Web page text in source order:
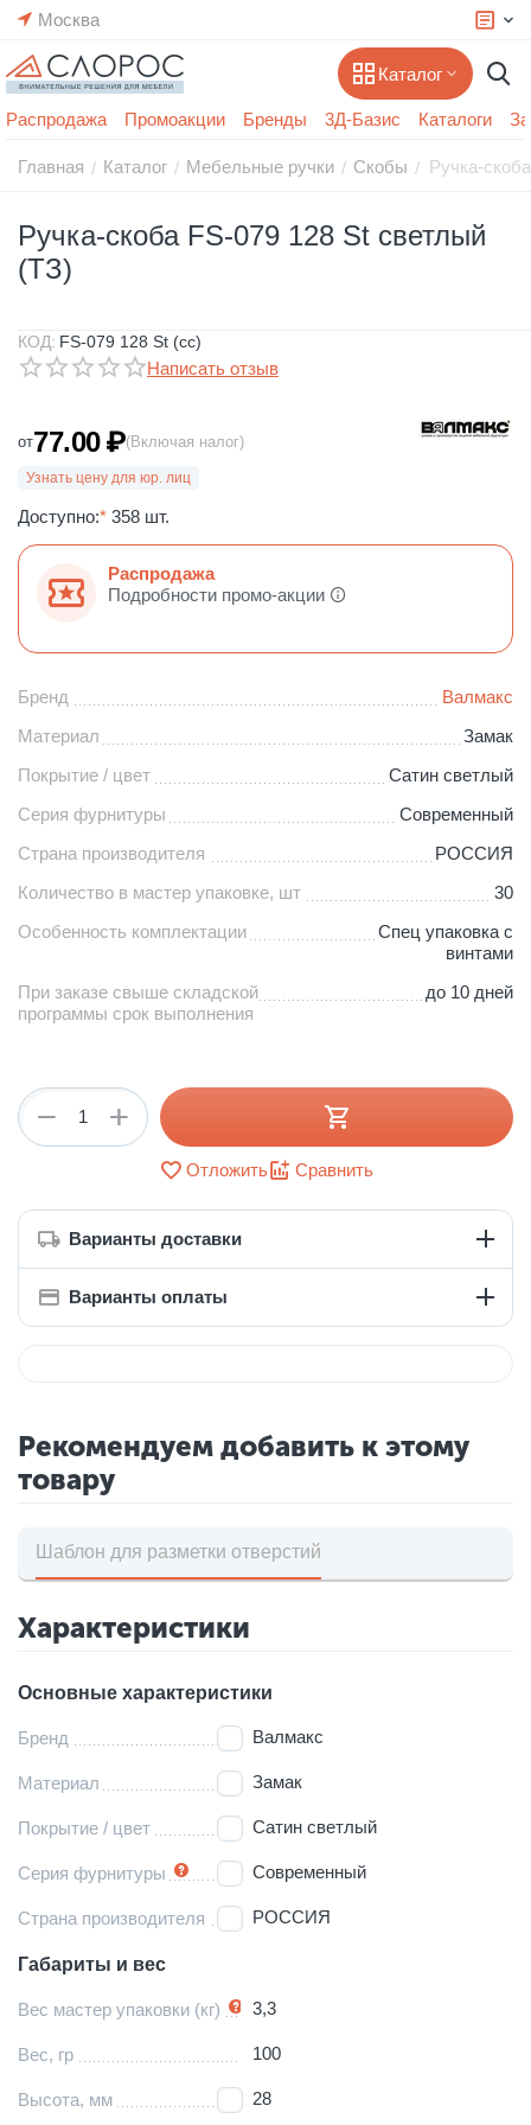
Москва
Каталог
Распродажа Промоакции Бренды 3Д-Базис Каталоги
Главная / Каталог / Мебельные ручки / Скобы / Ручка-
Ручка-скоба FS-079 128 St светлый
(ТЗ)
КОД: FS-079 128 St (сс)
Написать отзыв
от77.00₽(Включая налог)
Узнать цену для юр. лиц
Доступно:* 358 шт.
Распродажа
Подробности промо-акции
Бренд
Валмакс
Материал
Замак
Покрытие / цвет
Сатин светлый
Серия фурнитуры
Современный
Страна производителя
РОССИЯ
Количество в мастер упаковке, шт
30
Особенность комплектации
Спец упаковка с
винтами
При заказе свыше складской
программы срок выполнения
до 10 дней
+
−
Отложить Сравнить
Варианты доставки
Варианты оплаты
Рекомендуем добавить к этому
товару
Шаблон для разметки отверстий
Характеристики
Основные характеристики
Бренд Валмакс
Материал Замак
Покрытие / цвет Сатин светлый
Серия фурнитуры Современный
Страна производителя РОССИЯ
Габариты и вес
Вес мастер упаковки (кг) 3,3
Вес, гр 100
Высота, мм 28